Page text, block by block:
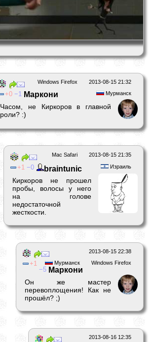
2013-08-15 21:32
Windows Firefox
Мурманск
0 1 Маркони
Часом, не Киркоров в главной
роли? :)
2013-08-15 21:35
Mac Safari
Израиль
1 0 braintunic
Киркоров не прошел
пробы, волосы у него
на голове
недостаточной
жесткости.
2013-08-15 22:38
Windows Firefox
Мурманск
1
5 Маркони
Он же мастер
перевоплощения! Как не
прошёл? ;)
2013-08-16 12:35